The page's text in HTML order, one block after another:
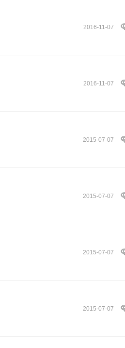
2016-11-07
2016-11-07
2015-07-07
2015-07-07
2015-07-07
2015-07-07